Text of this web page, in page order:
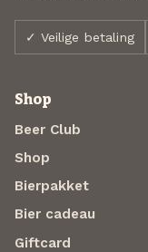
✓ Veilige betaling
Shop
Beer Club
Shop
Bierpakket
Bier cadeau
Giftcard